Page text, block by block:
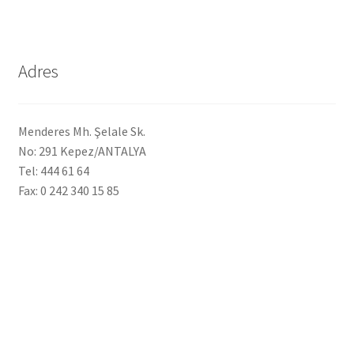
Heinz Katalog
İletişim
İnsan Kaynakları
Adres
Menderes Mh. Şelale Sk.
No: 291 Kepez/ANTALYA
Tel: 444 61 64
Fax: 0 242 340 15 85